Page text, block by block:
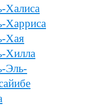
Халиса
Харриса
Хая
Хилла
Эль-